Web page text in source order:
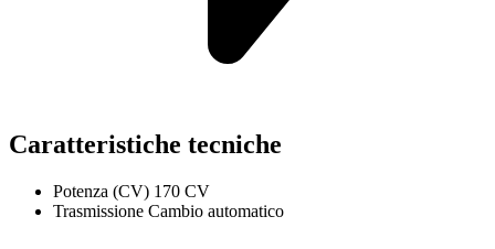
Caratteristiche tecniche
Potenza (CV) 170 CV
Trasmissione Cambio automatico